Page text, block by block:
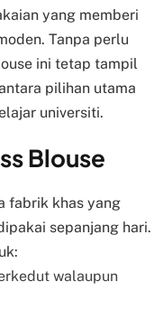
yang memberi
Tanpa perlu
ini tetap tampil
pilihan utama
universiti.
Blouse
fabrik khas yang
sepanjang hari.
walaupun